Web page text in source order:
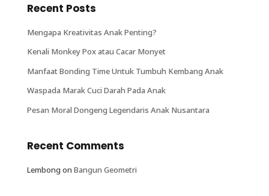
Recent Posts
Mengapa Kreativitas Anak Penting?
Kenali Monkey Pox atau Cacar Monyet
Manfaat Bonding Time Untuk Tumbuh Kembang Anak
Waspada Marak Cuci Darah Pada Anak
Pesan Moral Dongeng Legendaris Anak Nusantara
Recent Comments
Lembong on Bangun Geometri